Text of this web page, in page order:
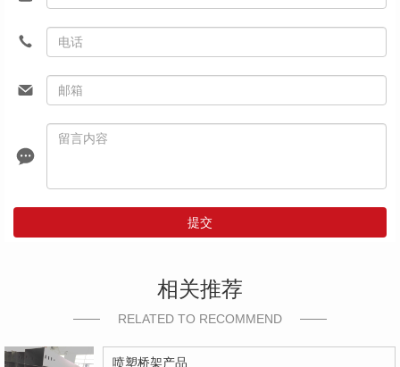
提交
相关推荐
RELATED TO RECOMMEND
喷塑桥架产品